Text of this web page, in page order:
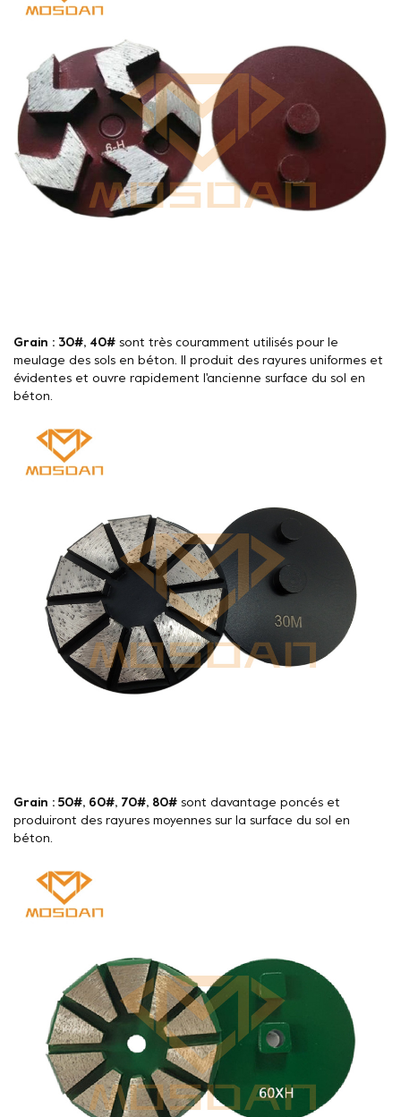
Grain : 30#, 40# sont très couramment utilisés pour le
meulage des sols en béton. Il produit des rayures uniformes et
évidentes et ouvre rapidement l'ancienne surface du sol en
béton.
Grain : 50#, 60#, 70#, 80# sont davantage poncés et
produiront des rayures moyennes sur la surface du sol en
béton.